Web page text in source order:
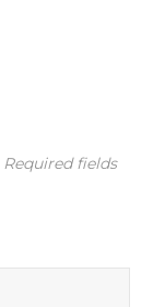
Required fields